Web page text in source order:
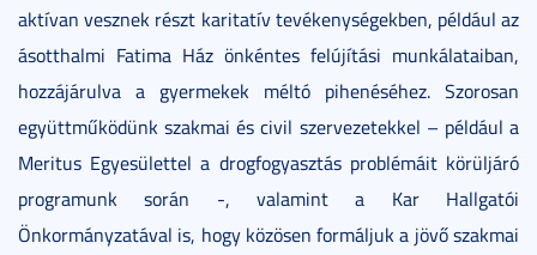
aktívan vesznek részt karitatív tevékenységekben, például az
ásotthalmi Fatima Ház önkéntes felújítási munkálataiban,
hozzájárulva a gyermekek méltó pihenéséhez. Szorosan
együttműködünk szakmai és civil szervezetekkel – például a
Meritus Egyesülettel a drogfogyasztás problémáit körüljáró
programunk során -, valamint a Kar Hallgatói
Önkormányzatával is, hogy közösen formáljuk a jövő szakmai